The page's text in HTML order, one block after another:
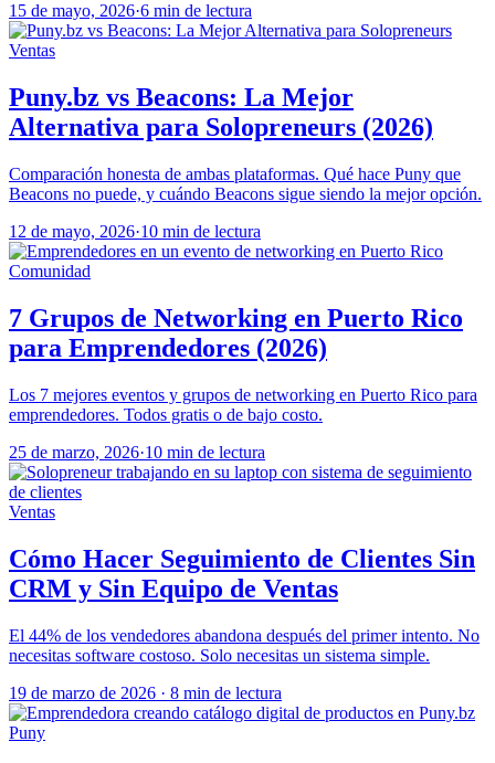
15 de mayo, 2026·6 min de lectura
Ventas
Puny.bz vs Beacons: La Mejor
Alternativa para Solopreneurs (2026)
Comparación honesta de ambas plataformas. Qué hace Puny que
Beacons no puede, y cuándo Beacons sigue siendo la mejor opción.
12 de mayo, 2026·10 min de lectura
Comunidad
7 Grupos de Networking en Puerto Rico
para Emprendedores (2026)
Los 7 mejores eventos y grupos de networking en Puerto Rico para
emprendedores. Todos gratis o de bajo costo.
25 de marzo, 2026·10 min de lectura
Ventas
Cómo Hacer Seguimiento de Clientes Sin
CRM y Sin Equipo de Ventas
El 44% de los vendedores abandona después del primer intento. No
necesitas software costoso. Solo necesitas un sistema simple.
19 de marzo de 2026 · 8 min de lectura
Puny